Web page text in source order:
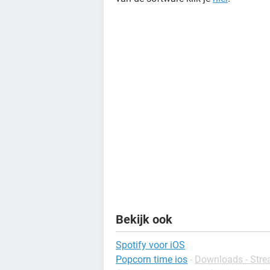
Bekijk ook
Spotify voor iOS
Popcorn time ios - Downloads -